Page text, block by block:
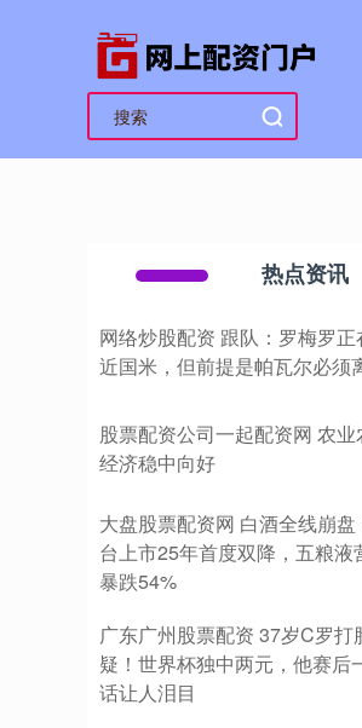
热点资讯
网络炒股配资 跟队：罗梅罗正
近国米，但前提是帕瓦尔必须
股票配资公司一起配资网 农业
经济稳中向好
大盘股票配资网 白酒全线崩盘
台上市25年首度双降，五粮液
暴跌54%
广东广州股票配资 37岁C罗打
疑！世界杯独中两元，他赛后
话让人泪目